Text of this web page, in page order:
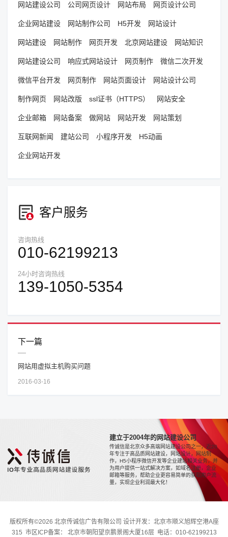
网站建设公司 公司网页设计 网站布局 网页设计公司
企业网站建设 网站制作公司 H5开发 网站设计
网站建设 网站制作 网页开发 北京网站建设 网站知识
网站建设公司 响应式网站设计 网页制作 微信二次开发
微信平台开发 网页制作 网站页面设计 网站设计公司
制作网页 网站改版 ssl证书（HTTPS） 网站安全
企业邮箱 网站备案 做网站 网站开发 网站策划
互联网新闻 建站公司 小程序开发 H5动画
企业网站开发
客户服务
咨询热线
010-62199213
24小时咨询热线
139-1050-5354
下一篇
网站用虚拟主机购买问题
2016-03-16
建立于2004年的网站建设公司
传诚信是北京众多高端网站建设公司之一，近20
年专注于高品质网站建设，网站设计，网站制
作，H5小程序微信开发等企业建站相关业务，并
为用户提供一站式解决方案，如域名注册，企业
邮箱等服务，帮助企业更容易简单的获取用户流
量，实现企业利润最大化！
版权所有©2026 北京传诚信广告有限公司 设计开发：北京市顺义旭辉空港A座
315 市区ICP备案： 北京市朝阳望京鹏景阁大厦16层 电话：010-62199213